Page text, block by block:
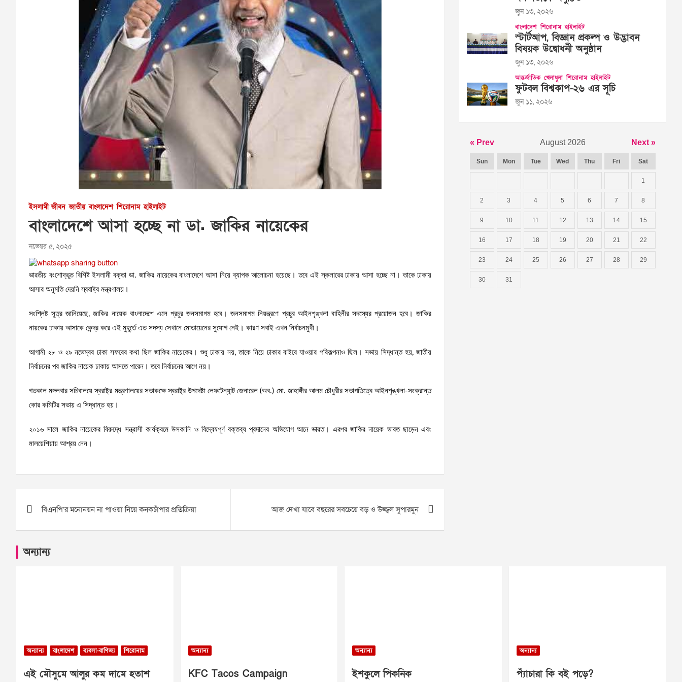
ইসলামী জীবন জাতীয় বাংলাদেশ শিরোনাম হাইলাইট
বাংলাদেশে আসা হচ্ছে না ডা. জাকির নায়েকের
নভেম্বর ৫, ২০২৫
ভারতীয় বংশোদ্ভূত বিশিষ্ট ইসলামী বক্তা ডা. জাকির নায়েকের বাংলাদেশে আসা নিয়ে ব্যাপক আলোচনা হয়েছে। তবে এই স্কলারের ঢাকায় আসা হচ্ছে না। তাকে ঢাকায়
আসার অনুমতি দেয়নি স্বরাষ্ট্র মন্ত্রণালয়।
সংশ্লিষ্ট সূত্র জানিয়েছে, জাকির নায়েক বাংলাদেশে এলে প্রচুর জনসমাগম হবে। জনসমাগম নিয়ন্ত্রণে প্রচুর আইনশৃঙ্খলা বাহিনীর সদস্যের প্রয়োজন হবে। জাকির
নায়কের ঢাকায় আসাকে কেন্দ্র করে এই মুহূর্তে এত সদস্য সেখানে মোতায়েনের সুযোগ নেই। কারণ সবাই এখন নির্বাচনমুখী।
আগামী ২৮ ও ২৯ নভেম্বর ঢাকা সফরের কথা ছিল জাকির নায়েকের। শুধু ঢাকায় নয়, তাকে নিয়ে ঢাকার বাইরে যাওয়ার পরিকল্পনাও ছিল। সভায় সিদ্ধান্ত হয়, জাতীয়
নির্বাচনের পর জাকির নায়েক ঢাকায় আসতে পারেন। তবে নির্বাচনের আগে নয়।
গতকাল মঙ্গলবার সচিবালয়ে স্বরাষ্ট্র মন্ত্রণালয়ের সভাকক্ষে স্বরাষ্ট্র উপদেষ্টা লেফটেন্যান্ট জেনারেল (অব.) মো. জাহাঙ্গীর আলম চৌধুরীর সভাপতিত্বে আইনশৃঙ্খলা-সংক্রান্ত
কোর কমিটির সভায় এ সিদ্ধান্ত হয়।
২০১৬ সালে জাকির নায়েকের বিরুদ্ধে সন্ত্রাসী কার্যক্রমে উসকানি ও বিদ্বেষপূর্ণ বক্তব্য প্রদানের অভিযোগ আনে ভারত। এরপর জাকির নায়েক ভারত ছাড়েন এবং
মালয়েশিয়ায় আশ্রয় নেন।
navigation
বিএনপি’র মনোনয়ন না পাওয়া নিয়ে কনকচাঁপার প্রতিক্রিয়া আজ দেখা যাবে বছরের সবচেয়ে বড় ও উজ্জ্বল সুপারমুন
জুন ১৩, ২০২৬
বাংলাদেশ শিরোনাম হাইলাইট
স্টার্টআপ, বিজ্ঞান প্রকল্প ও উদ্ভাবন
বিষয়ক উদ্বোধনী অনুষ্ঠান
জুন ১৩, ২০২৬
আন্তর্জাতিক খেলাধুলা শিরোনাম হাইলাইট
ফুটবল বিশ্বকাপ-২৬ এর সূচি
জুন ১১, ২০২৬
« Prev August 2026 Next »
Sun Mon Tue Wed Thu Fri Sat
1
2 3 4 5 6 7 8
9 10 11 12 13 14 15
16 17 18 19 20 21 22
23 24 25 26 27 28 29
30 31
অন্যান্য
অন্যান্য বাংলাদেশ ব্যবসা-বাণিজ্য শিরোনাম
এই মৌসুমে আলুর কম দামে হতাশ
অন্যান্য
KFC Tacos Campaign
অন্যান্য
ইশকুলে পিকনিক
অন্যান্য
প্যাঁচারা কি বই পড়ে?